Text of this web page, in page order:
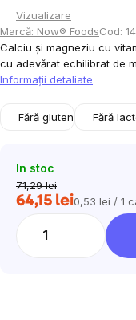
Vizualizare
Marcă: Now® FoodsCod:
Calciu și magneziu cu
cu adevărat echilibrat de
Informaţii detaliate
Fără gluten Fără
In stoc
71,29 lei
64,15 leiEvaluare
0,53 lei / 1